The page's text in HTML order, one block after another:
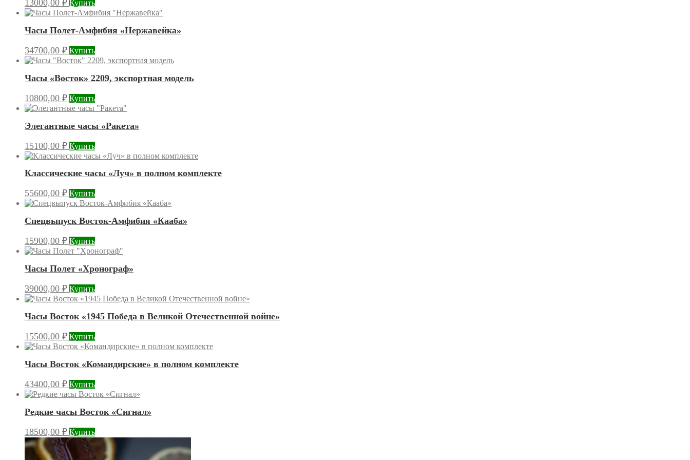
13000,00 ₽ Купить
Часы Полет-Амфибия «Нержавейка»
34700,00 ₽ Купить
Часы «Восток» 2209, экспортная модель
10800,00 ₽ Купить
Элегантные часы «Ракета»
15100,00 ₽ Купить
Классические часы «Луч» в полном комплекте
55600,00 ₽ Купить
Спецвыпуск Восток-Амфибия «Кааба»
15900,00 ₽ Купить
Часы Полет «Хронограф»
39000,00 ₽ Купить
Часы Восток «1945 Победа в Великой Отечественной войне»
15500,00 ₽ Купить
Часы Восток «Командирские» в полном комплекте
43400,00 ₽ Купить
Редкие часы Восток «Сигнал»
18500,00 ₽ Купить